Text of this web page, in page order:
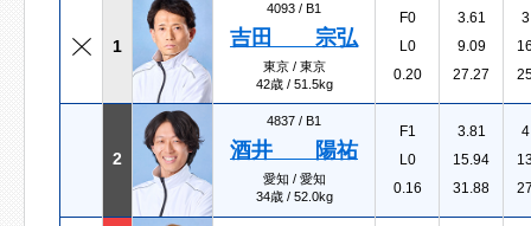
1
4093 / B1
吉田 宗弘
東京 / 東京
42歳 / 51.5kg
F0
L0
0.20
3.61
9.09
27.27
2
4837 / B1
酒井 陽祐
愛知 / 愛知
34歳 / 52.0kg
F1
L0
0.16
3.81
15.94
31.88